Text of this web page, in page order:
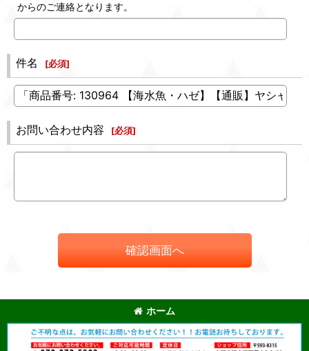
からのご連絡となります。
件名 [必須]
お問い合わせ内容 [必須]
確認画面へ
ホーム